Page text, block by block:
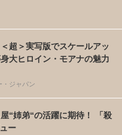
超＞実写版でスケールアッ
大ヒロイン・モアナの魅力
・ジャパン
“姉弟“の活躍に期待！ 「殺
ー